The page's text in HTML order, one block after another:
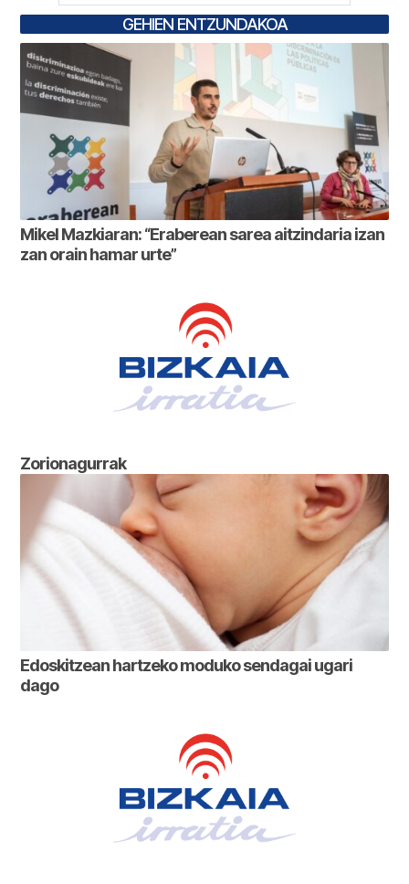
GEHIEN ENTZUNDAKOA
Mikel Mazkiaran: “Eraberean sarea aitzindaria izan
zan orain hamar urte”
Zorionagurrak
Edoskitzean hartzeko moduko sendagai ugari
dago